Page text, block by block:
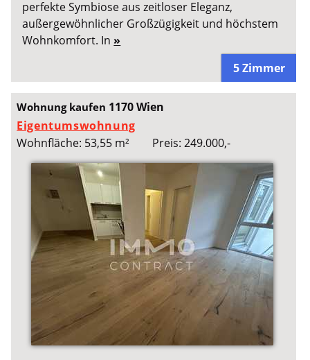
perfekte Symbiose aus zeitloser Eleganz,
außergewöhnlicher Großzügigkeit und höchstem
Wohnkomfort. In »
5 Zimmer
Wohnung kaufen 1170 Wien
Eigentumswohnung
Wohnfläche: 53,55 m²
Preis: 249.000,-